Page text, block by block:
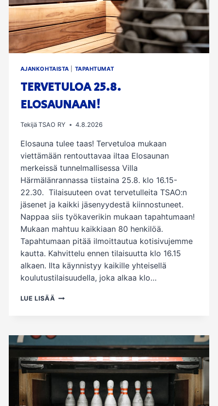
AJANKOHTAISTA TAPAHTUMAT
TERVETULOA 25.8.
ELOSAUNAAN!
Tekijä TSAO RY 4.8.2026
Elosauna tulee taas! Tervetuloa mukaan
viettämään rentouttavaa iltaa Elosaunan
merkeissä tunnelmallisessa Villa
Härmälänrannassa tiistaina 25.8. klo 16.15-
22.30. Tilaisuuteen ovat tervetulleita TSAO:n
jäsenet ja kaikki jäsenyydestä kiinnostuneet.
Nappaa siis työkaverikin mukaan tapahtumaan!
Mukaan mahtuu kaikkiaan 80 henkilöä.
Tapahtumaan pitää ilmoittautua kotisivujemme
kautta. Kahvittelu ennen tilaisuutta klo 16.15
alkaen. Ilta käynnistyy kaikille yhteisellä
koulutustilaisuudella, joka alkaa klo…
LUE LISÄÄ TERVETULOA